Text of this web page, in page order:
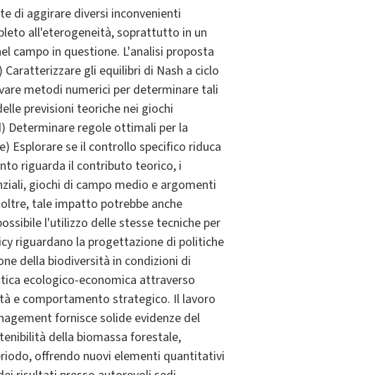
di aggirare diversi inconvenienti
all'eterogeneità, soprattutto in un
campo in questione. L'analisi proposta
gli equilibri di Nash a ciclo
metodi numerici per determinare tali
previsioni teoriche nei giochi
Determinare regole ottimali per la
Esplorare se il controllo specifico riduca
riguarda il contributo teorico, i
giochi di campo medio e argomenti
tale impatto potrebbe anche
l'utilizzo delle stesse tecniche per
riguardano la progettazione di politiche
della biodiversità in condizioni di
ecologico-economica attraverso
e comportamento strategico. Il lavoro
fornisce solide evidenze del
della biomassa forestale,
offrendo nuovi elementi quantitativi